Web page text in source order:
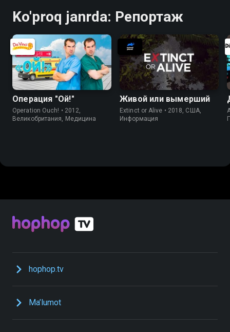
Ko'proq janrda: Репортаж
Операция "Ой!"
Operation Ouch! • 2012,
Великобритания, Медицина
Живой или вымерший
Extinct or Alive • 2018, США,
Информация
hophop.tv
Ma’lumot